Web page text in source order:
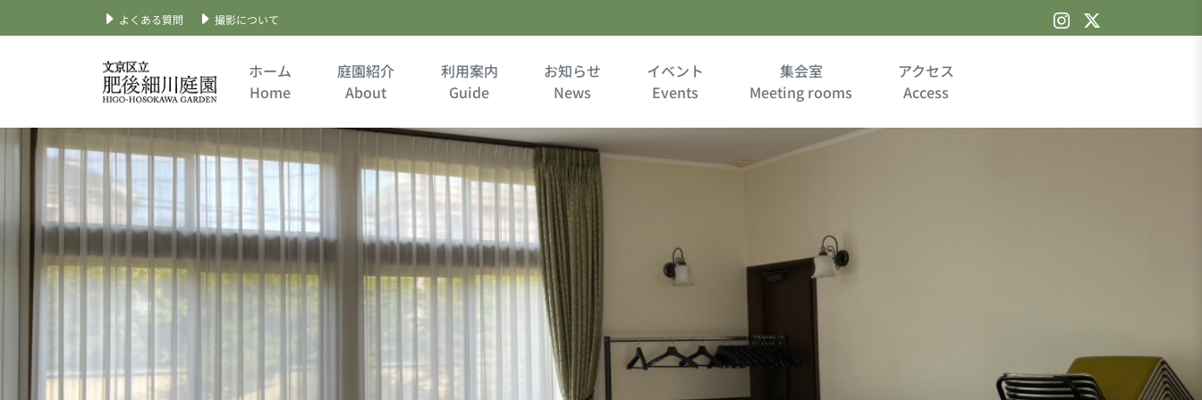
よくある質問 撮影について
ホーム
Home
庭園紹介
About
利用案内
Guide
お知らせ
News
イベント
Events
集会室
Meeting rooms
アクセス
Access